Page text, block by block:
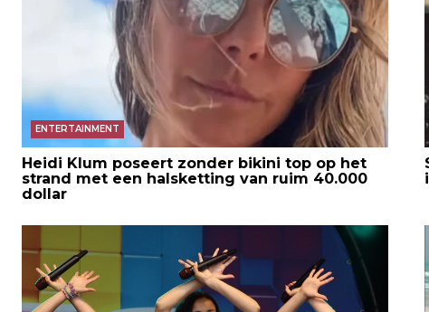
ENTERTAINMENT
Heidi Klum poseert zonder bikini top op het
strand met een halsketting van ruim 40.000
dollar